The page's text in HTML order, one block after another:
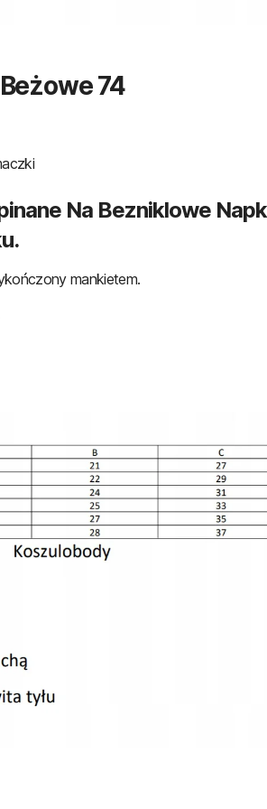
74
Na Bezniklowe
mankietem.